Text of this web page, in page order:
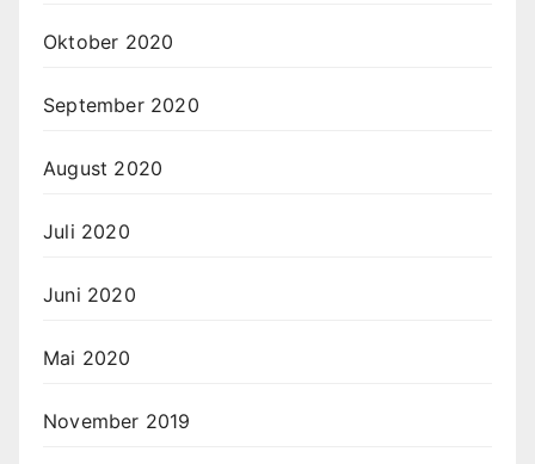
Oktober 2020
September 2020
August 2020
Juli 2020
Juni 2020
Mai 2020
November 2019